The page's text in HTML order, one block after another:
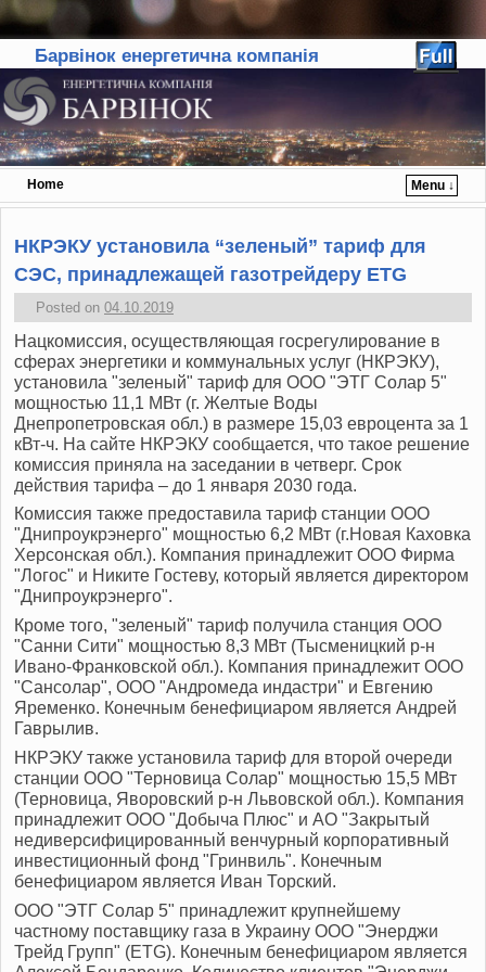
Барвінок енергетична компанія
Home
Menu ↓
Skip to primary content
Skip to secondary content
НКРЭКУ установила “зеленый” тариф для
СЭС, принадлежащей газотрейдеру ETG
Posted on 04.10.2019
Нацкомиссия, осуществляющая госрегулирование в
сферах энергетики и коммунальных услуг (НКРЭКУ),
установила "зеленый" тариф для ООО "ЭТГ Солар 5"
мощностью 11,1 МВт (г. Желтые Воды
Днепропетровская обл.) в размере 15,03 евроцента за 1
кВт-ч. На сайте НКРЭКУ сообщается, что такое решение
комиссия приняла на заседании в четверг. Срок
действия тарифа – до 1 января 2030 года.
Комиссия также предоставила тариф станции ООО
"Днипроукрэнерго" мощностью 6,2 МВт (г.Новая Каховка
Херсонская обл.). Компания принадлежит ООО Фирма
"Логос" и Никите Гостеву, который является директором
"Днипроукрэнерго".
Кроме того, "зеленый" тариф получила станция ООО
"Санни Сити" мощностью 8,3 МВт (Тысменицкий р-н
Ивано-Франковской обл.). Компания принадлежит ООО
"Сансолар", ООО "Андромеда индастри" и Евгению
Яременко. Конечным бенефициаром является Андрей
Гаврылив.
НКРЭКУ также установила тариф для второй очереди
станции ООО "Терновица Солар" мощностью 15,5 МВт
(Терновица, Яворовский р-н Львовской обл.). Компания
принадлежит ООО "Добыча Плюс" и АО "Закрытый
недиверсифицированный венчурный корпоративный
инвестиционный фонд "Гринвиль". Конечным
бенефициаром является Иван Торский.
ООО "ЭТГ Солар 5" принадлежит крупнейшему
частному поставщику газа в Украину ООО "Энерджи
Трейд Групп" (ETG). Конечным бенефициаром является